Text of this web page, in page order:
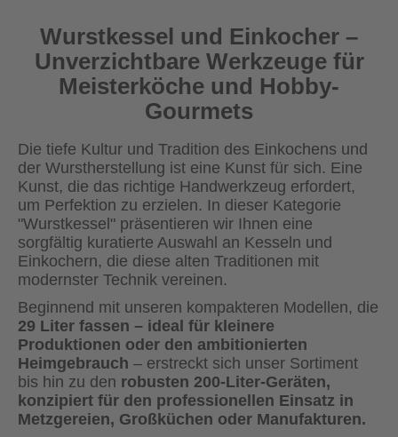
Wurstkessel und Einkocher –
Unverzichtbare Werkzeuge für
Meisterköche und Hobby-
Gourmets
Die tiefe Kultur und Tradition des Einkochens und
der Wurstherstellung ist eine Kunst für sich. Eine
Kunst, die das richtige Handwerkzeug erfordert,
um Perfektion zu erzielen. In dieser Kategorie
"Wurstkessel" präsentieren wir Ihnen eine
sorgfältig kuratierte Auswahl an Kesseln und
Einkochern, die diese alten Traditionen mit
modernster Technik vereinen.
Beginnend mit unseren kompakteren Modellen, die
29 Liter fassen – ideal für kleinere
Produktionen oder den ambitionierten
Heimgebrauch – erstreckt sich unser Sortiment
bis hin zu den robusten 200-Liter-Geräten,
konzipiert für den professionellen Einsatz in
Metzgereien, Großküchen oder Manufakturen.